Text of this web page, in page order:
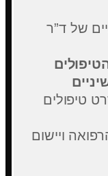
של ד”ר
הטיפולים
טיפולים
ויישום